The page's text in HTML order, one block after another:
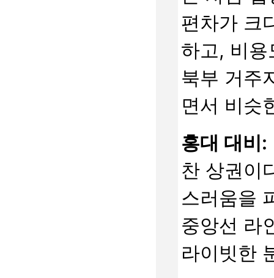
편차가 크
하고, 비
북부 거주
면서 비슷
홍대 대비:
찬 상권이
스러움을
중앙선 라
라이빗한